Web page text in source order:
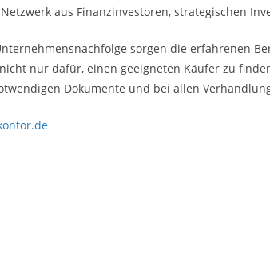
aus Finanzinvestoren, strategischen
sorgen die erfahrenen
nur dafür, einen geeigneten Käufer zu
Dokumente und bei allen